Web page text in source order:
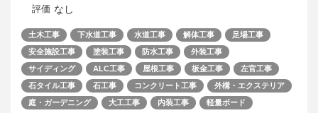
評価 なし
土木工事 下水道工事 水道工事 解体工事
足場工事
安全施設工事
塗装工事 防水工事
外装工事
サイディング
ALC工事 屋根工事 板金工事
左官工事
石タイル工事
石工事 コンクリート工事
外構・エクステリア
庭・ガーデニング
大工工事 内装工事
軽量ボード